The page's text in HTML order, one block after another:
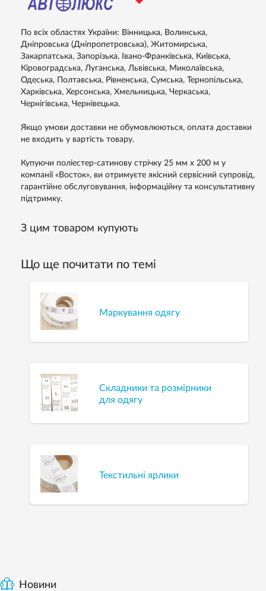
По всіх областях України: Вінницька, Волинська,
Дніпровська (Дніпропетровська), Житомирська,
Закарпатська, Запорізька, Івано-Франківська, Київська,
Кіровоградська, Луганська, Львівська, Миколаївська,
Одеська, Полтавська, Рівненська, Сумська, Тернопільська,
Харківська, Херсонська, Хмельницька, Черкаська,
Чернігівська, Чернівецька.
Якщо умови доставки не обумовлюються, оплата доставки
не входить у вартість товару.
Купуючи поліестер-сатинову стрічку 25 мм х 200 м у
компанії «Восток», ви отримуєте якісний сервісний супровід,
гарантійне обслуговування, інформаційну та консультативну
підтримку.
З цим товаром купують
Що ще почитати по темі
Маркування одягу
Складники та розмірники
для одягу
Текстильні ярлики
Новини